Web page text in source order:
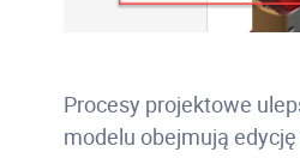
Procesy projektowe
modelu obejmują